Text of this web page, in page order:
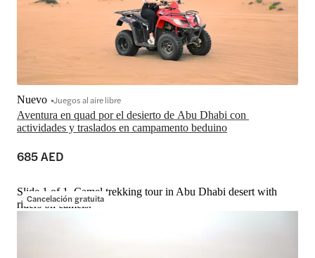
Aventura en quad por el desierto de Abu Dhabi con
actividades y traslados en campamento beduino
Nuevo Juegos al aire libre
685 AED
Cancelación gratuita
Slide 1 of 1, Camel trekking tour in Abu Dhabi desert with
riders on camels.